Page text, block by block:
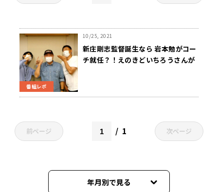
番組レポ
10/25, 2021
新庄剛志監督誕生なら 岩本勉がコー
チ就任？！えのきどいちろうさんが
前ページ 1 次ページ
年月別で見る